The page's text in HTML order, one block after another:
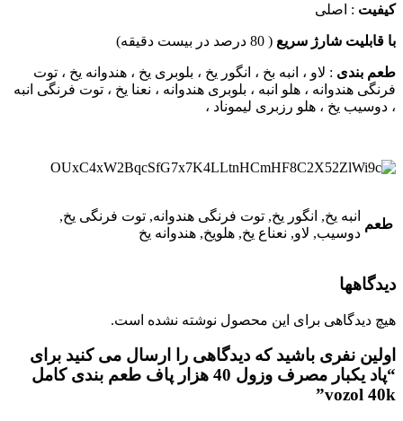
: اصلی
شارژ سریع( 80 درصد در بیست دقیقه)
بندی : لاو ، انبه بخ ، انگور یخ ، بلوبری یخ ، هندوانه یخ ، توت
هندوانه ، هلو انبه ، بلوبری هندوانه ، نعنا یخ ، توت فرنگی انبه
یخ ، هلو رزبری لیموناد ،
انبه یخ, انگور یخ, توت فرنگی هندوانه, توت فرنگی یخ,
دوسیب, لاو, نعناع یخ, هلویخ, هندوانه یخ
دیدگاهی برای این محصول نوشته نشده است.
نفری باشید که دیدگاهی را ارسال می کنید برای
“پاد یکبار مصرف وزول 40 هزار پاف طعم بندی کامل
vozol